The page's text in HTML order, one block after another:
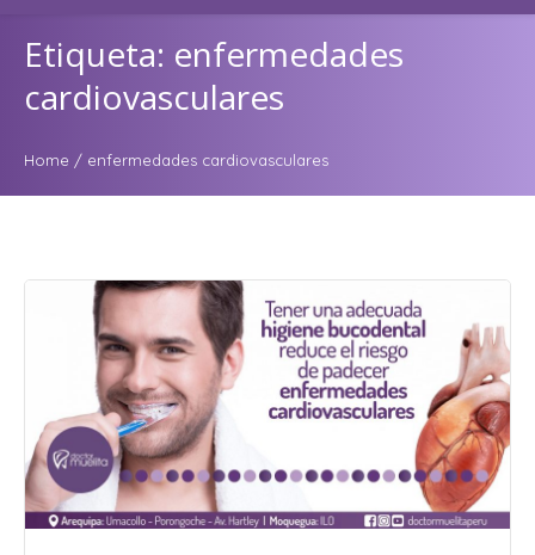
Etiqueta: enfermedades
cardiovasculares
Home / enfermedades cardiovasculares